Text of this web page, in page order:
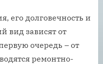
его долговечность и
вид зависят от
очередь – от
ремонтно-